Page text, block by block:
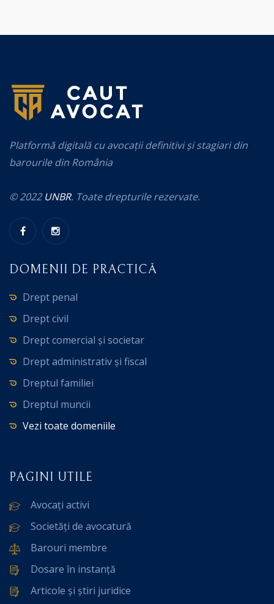
Platformă digitală cu avocații definitivi și stagiari din
barourile din România
© 2022 UNBR. Toate drepturile rezervate.
DOMENII DE PRACTICĂ
Drept penal
Drept civil
Drept comercial și societar
Drept administrativ și fiscal
Dreptul familiei
Dreptul muncii
Vezi toate domeniile
PAGINI UTILE
Avocați activi
Societăți de avocatură
Barouri membre
Dosare în instanță
Articole și știri juridice